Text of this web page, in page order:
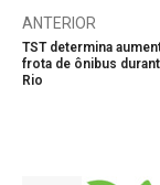
ANTERIOR
TST determina
frota de ônibus
Rio